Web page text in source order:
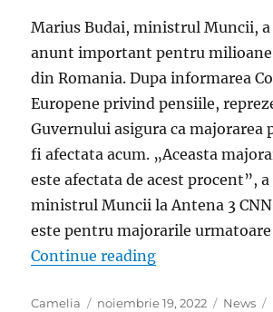
Marius Budai, ministrul Muncii,
anunt important pentru
din Romania. Dupa informarea
Europene privind pensiile,
Guvernului asigura ca majorarea
fi afectata acum. „Aceasta
este afectata de acest procent”, a
ministrul Muncii la Antena 3
este pentru majorarile
Continue reading„Marius Budai,
Author
Camelia
Posted
noiembrie 19, 2022 News